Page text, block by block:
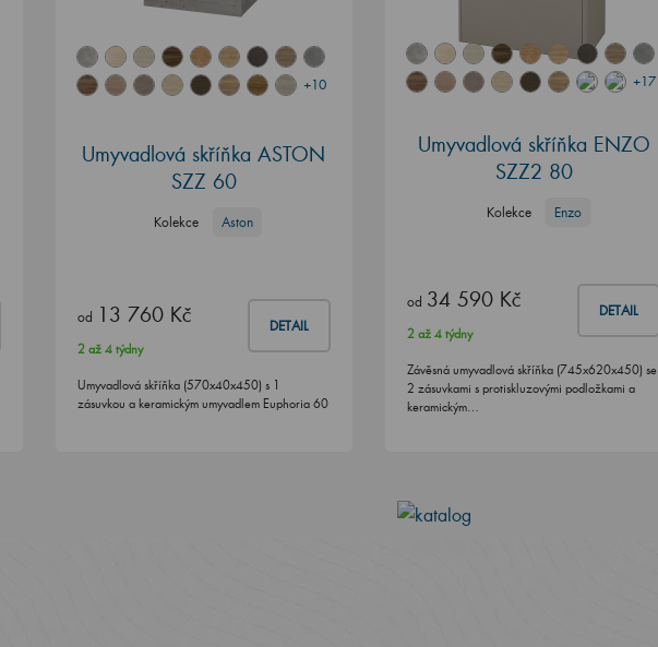
+10
Umyvadlová skříňka ASTON
SZZ 60
Kolekce Aston
od 13 760 Kč DETAIL
2 až 4 týdny
Umyvadlová skříňka (570x40x450) s 1
zásuvkou a keramickým umyvadlem Euphoria 60
+17
Umyvadlová skříňka ENZO
SZZ2 80
Kolekce Enzo
od 34 590 Kč DETAIL
2 až 4 týdny
Závěsná umyvadlová skříňka (745x620x450) se
2 zásuvkami s protiskluzovými podložkami a
keramickým…